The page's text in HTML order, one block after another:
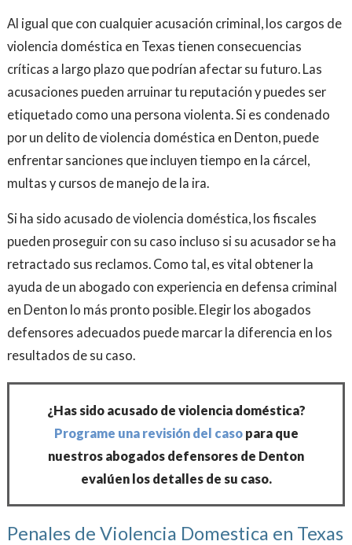
Al igual que con cualquier acusación criminal, los cargos de
violencia doméstica en Texas tienen consecuencias
críticas a largo plazo que podrían afectar su futuro. Las
acusaciones pueden arruinar tu reputación y puedes ser
etiquetado como una persona violenta. Si es condenado
por un delito de violencia doméstica en Denton, puede
enfrentar sanciones que incluyen tiempo en la cárcel,
multas y cursos de manejo de la ira.
Si ha sido acusado de violencia doméstica, los fiscales
pueden proseguir con su caso incluso si su acusador se ha
retractado sus reclamos. Como tal, es vital obtener la
ayuda de un abogado con experiencia en defensa criminal
en Denton lo más pronto posible. Elegir los abogados
defensores adecuados puede marcar la diferencia en los
resultados de su caso.
¿Has sido acusado de violencia doméstica?
Programe una revisión del casopara que
nuestros abogados defensores de Denton
evalúen los detalles de su caso.
Penales de Violencia Domestica en Texas